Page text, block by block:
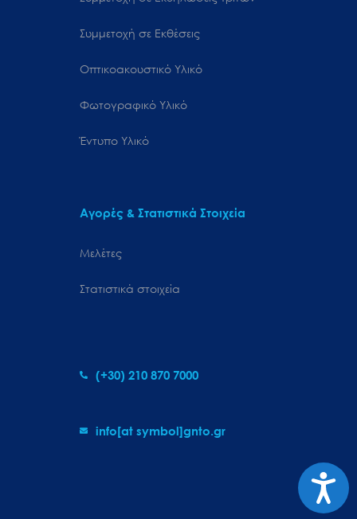
Συμμετοχή σε Εκθέσεις
Οπτικοακουστικό Υλικό
Φωτογραφικό Υλικό
Έντυπο Υλικό
Αγορές & Στατιστικά Στοιχεία
Μελέτες
Στατιστικά στοιχεία
(+30) 210 870 7000
info[at symbol]gnto.gr